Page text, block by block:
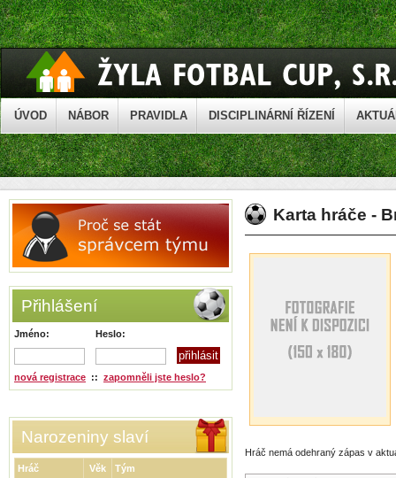
ÚVOD NÁBOR PRAVIDLA DISCIPLINÁRNÍ ŘÍZENÍ
Přihlášení
Jméno: Heslo:
nová registrace :: zapomněli jste heslo?
Narozeniny slaví
Hráč Věk Tým
Karta hráče -
Hráč nemá odehraný zápas v